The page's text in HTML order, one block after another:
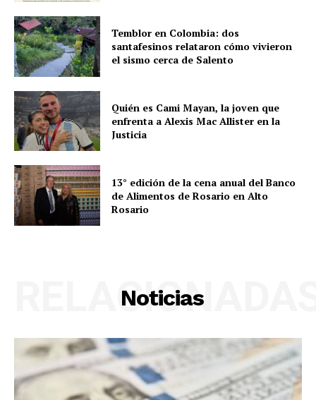
Temblor en Colombia: dos
santafesinos relataron cómo vivieron
el sismo cerca de Salento
Quién es Cami Mayan, la joven que
enfrenta a Alexis Mac Allister en la
Justicia
13° edición de la cena anual del Banco
de Alimentos de Rosario en Alto
Rosario
Noticias